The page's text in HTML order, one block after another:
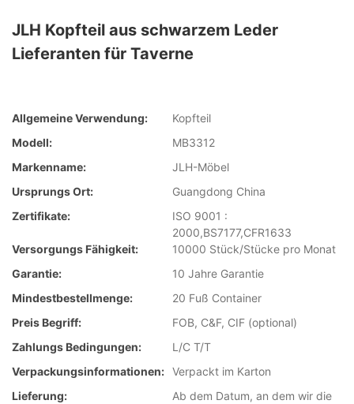
JLH Kopfteil aus schwarzem Leder
Lieferanten für Taverne
Allgemeine Verwendung:
Kopfteil
Modell:
MB3312
Markenname:
JLH-Möbel
Ursprungs Ort:
Guangdong China
Zertifikate:
ISO 9001 :
2000,BS7177,CFR1633
Versorgungs Fähigkeit:
10000 Stück/Stücke pro Monat
Garantie:
10 Jahre Garantie
Mindestbestellmenge:
20 Fuß Container
Preis Begriff:
FOB, C&F, CIF (optional)
Zahlungs Bedingungen:
L/C T/T
Verpackungsinformationen: Verpackt im Karton
Lieferung:
Ab dem Datum, an dem wir die